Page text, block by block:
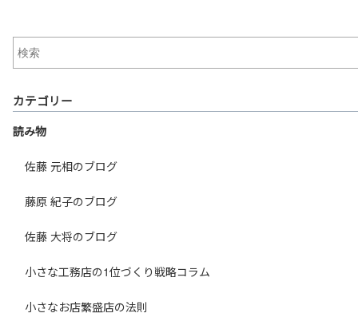
カテゴリー
読み物
佐藤 元相のブログ
藤原 紀子のブログ
佐藤 大将のブログ
小さな工務店の1位づくり戦略コラム
小さなお店繁盛店の法則